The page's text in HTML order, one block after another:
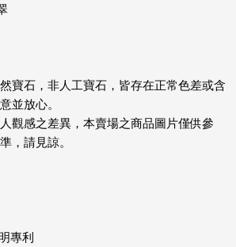
寶石，非人工寶石，皆存在正常色差或含
並放心。
觀感之差異，本賣場之商品圖片僅供參
，請見諒。
專利